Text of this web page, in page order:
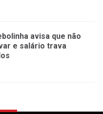
avisa que não
e salário trava